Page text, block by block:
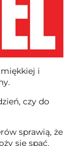
i
czy do
sprawią, że
się spać.